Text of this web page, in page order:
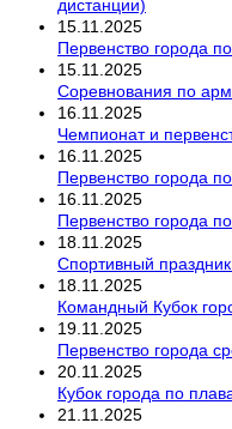
дистанции)
15 11 2025
Первенство города
15 11 2025
Соревнования по
16 11 2025
Чемпионат и
16 11 2025
Первенство города
16 11 2025
Первенство города
18 11 2025
Спортивный
18 11 2025
Командный Кубок
19 11 2025
Первенство города
20 11 2025
Кубок города по
21 11 2025